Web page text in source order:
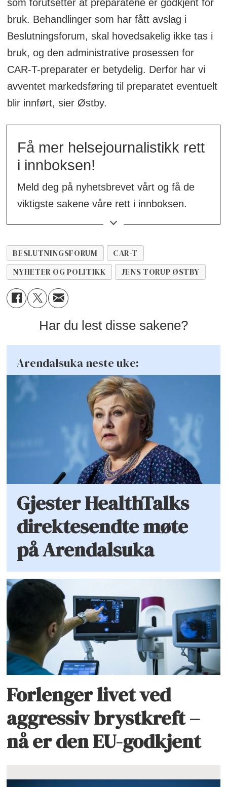
som forutsetter at preparatene er godkjent for
bruk. Behandlinger som har fått avslag i
Beslutningsforum, skal hovedsakelig ikke tas i
bruk, og den administrative prosessen for
CAR-T-preparater er betydelig. Derfor har vi
avventet markedsføring til preparatet eventuelt
blir innført, sier Østby.
Få mer helsejournalistikk rett
i innboksen!
Meld deg på nyhetsbrevet vårt og få de
viktigste sakene våre rett i innboksen.
BESLUTNINGSFORUM
CAR-T
NYHETER OG POLITIKK
JENS TORUP ØSTBY
Har du lest disse sakene?
Arendalsuka neste uke:
Gjester HealthTalks
direktesendte møte
på Arendalsuka
Forlenger livet ved
aggressiv brystkreft –
nå er den EU-godkjent